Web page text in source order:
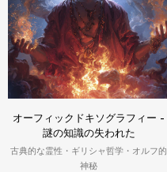
オーフィックドキソグラフィー -
謎の知識の失われた
古典的な霊性・ギリシャ哲学・オルフ的
神秘